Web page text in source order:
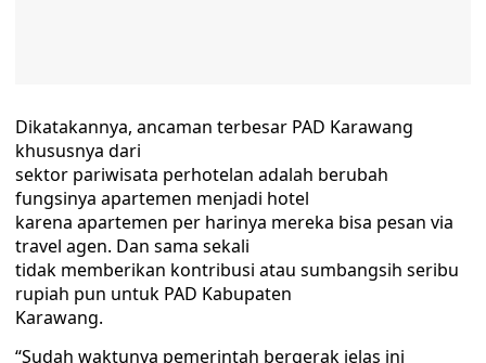
Dikatakannya, ancaman terbesar PAD Karawang
khususnya dari
sektor pariwisata perhotelan adalah berubah
fungsinya apartemen menjadi hotel
karena apartemen per harinya mereka bisa pesan via
travel agen. Dan sama sekali
tidak memberikan kontribusi atau sumbangsih seribu
rupiah pun untuk PAD Kabupaten
Karawang.
“Sudah waktunya pemerintah bergerak jelas ini